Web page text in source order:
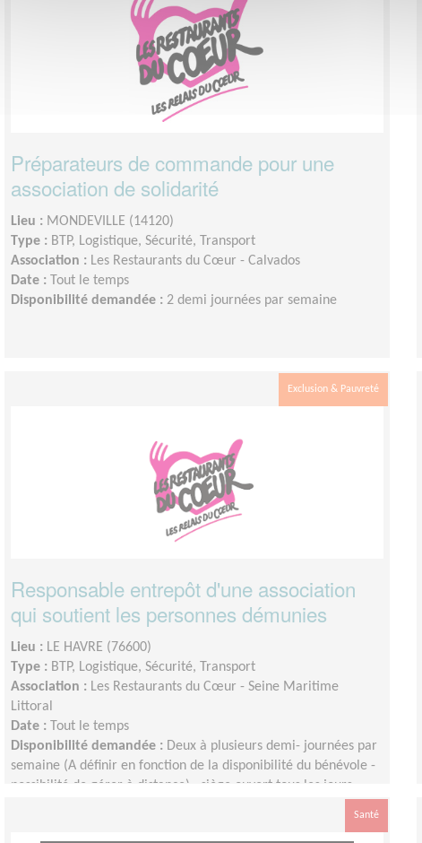
Préparateurs de commande pour une
association de solidarité
Lieu : MONDEVILLE (14120)
Type : BTP, Logistique, Sécurité, Transport
Association : Les Restaurants du Cœur - Calvados
Date :
Tout le temps
Disponibilité demandée : 2 demi journées par semaine
Exclusion & Pauvreté
Responsable entrepôt d'une association
qui soutient les personnes démunies
Lieu : LE HAVRE (76600)
Type : BTP, Logistique, Sécurité, Transport
Association : Les Restaurants du Cœur - Seine Maritime
Littoral
Date :
Tout le temps
Disponibilité demandée : Deux à plusieurs demi- journées par
semaine (A définir en fonction de la disponibilité du bénévole -
possibilité de gérer à distance).; siège ouvert tous les jours
Santé